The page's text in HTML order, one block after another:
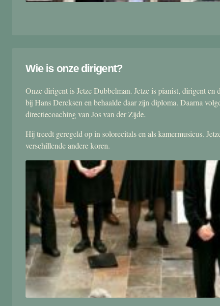
Wie is onze dirigent?
Onze dirigent is Jetze Dubbelman. Jetze is pianist, dirigent
bij Hans Dercksen en behaalde daar zijn diploma. Daarna
directiecoaching van Jos van der Zijde.
Hij treedt geregeld op in solorecitals en als kamermusicus.
verschillende andere koren.